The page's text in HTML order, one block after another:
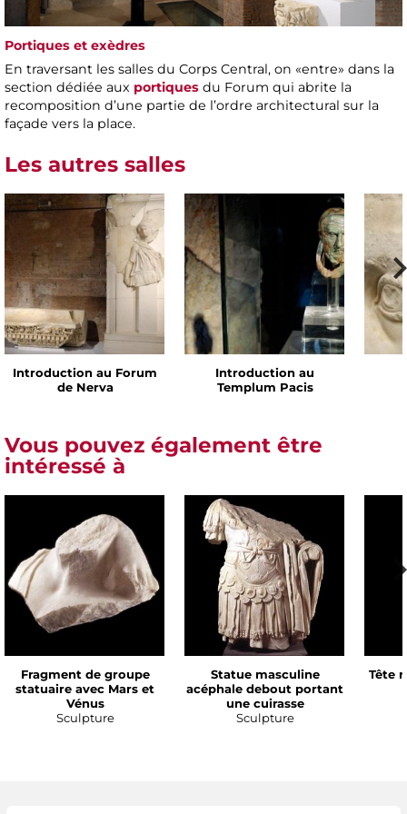
Portiques et exèdres
En traversant les salles du Corps Central, on «entre» dans la
section dédiée aux portiques du Forum qui abrite la
recomposition d’une partie de l’ordre architectural sur la
façade vers la place.
Les autres salles
Introduction au Forum
de Nerva
Introduction au
Templum Pacis
Vous pouvez également être
intéressé à
Fragment de groupe
statuaire avec Mars et
Vénus
Sculpture
Statue masculine
acéphale debout portant
une cuirasse
Sculpture
Tête